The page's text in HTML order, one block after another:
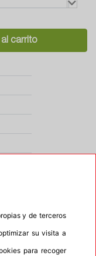
carrito
y de terceros
su visita a
para recoger